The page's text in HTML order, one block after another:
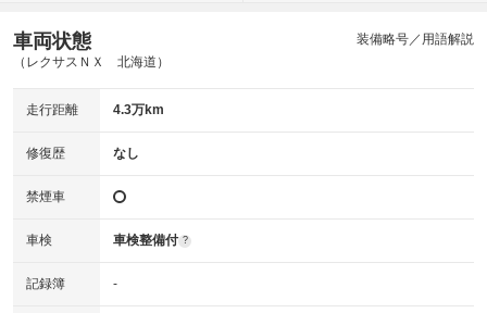
車両状態
（レクサスＮＸ 北海道）
装備略号／用語解説
走行距離 4.3万km
修復歴 なし
禁煙車
車検 車検整備付 ?
記録簿 -